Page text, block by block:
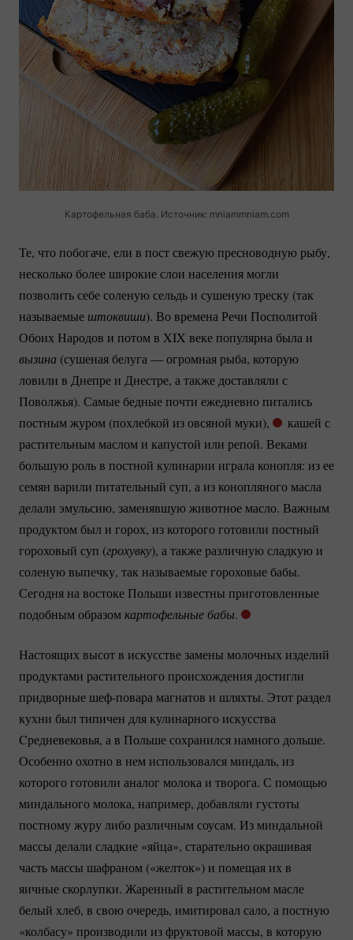
Картофельная баба. Источник: mniammniam.com
Те, что побогаче, ели в пост свежую пресноводную рыбу,
несколько более широкие слои населения могли
позволить себе соленую сельдь и сушеную треску (так
называемые штоквиши). Во времена Речи Посполитой
Обоих Народов и потом в XIX веке популярна была и
вызина (сушеная белуга — огромная рыба, которую
ловили в Днепре и Днестре, а также доставляли с
Поволжья). Самые бедные почти ежедневно питались
постным журом (похлебкой из овсяной муки),
кашей с
растительным маслом и капустой или репой. Веками
большую роль в постной кулинарии играла конопля: из ее
семян варили питательный суп, а из конопляного масла
делали эмульсию, заменявшую животное масло. Важным
продуктом был и горох, из которого готовили постный
гороховый суп (грохувку), а также различную сладкую и
соленую выпечку, так называемые гороховые бабы.
Сегодня на востоке Польши известны приготовленные
подобным образомкартофельные бабы.
Настоящих высот в искусстве замены молочных изделий
продуктами растительного происхождения достигли
придворныешеф-повара магнатов и шляхты. Этот раздел
кухни был типичен для кулинарного искусства
Cредневековья, а в Польше сохранился намного дольше.
Особенно охотно в нем использовался миндаль, из
которого готовили аналог молока и творога. С помощью
миндального молока, например, добавляли густоты
постному журу либо различным соусам. Из миндальной
массы делали сладкие «яйца», старательно окрашивая
часть массы шафраном («желток») и помещая их в
яичные скорлупки. Жаренный в растительном масле
белый хлеб, в свою очередь, имитировал сало, а постную
«колбасу» производили из фруктовой массы, в которую